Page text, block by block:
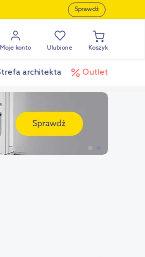
Sprawdź
Moje konto Ulubione Koszyk
architekta Outlet